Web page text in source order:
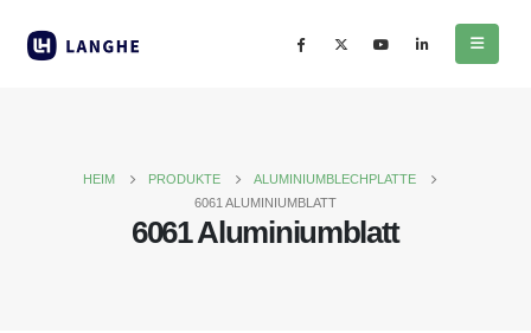
HEIM PRODUKTE
ALUMINIUMBLECHPLATTE
6061 ALUMINIUMBLATT
6061 Aluminiumblatt